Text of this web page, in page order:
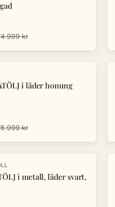
4 999 kr
i läder honung
6 999 kr
i metall, läder svart,